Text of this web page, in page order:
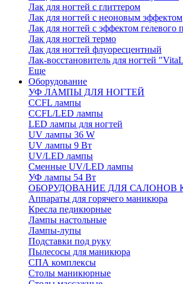
Лак для ногтей с глиттером
Лак для ногтей с неоновым эффектом
Лак для ногтей с эффектом гелевого
Лак для ногтей термо
Лак для ногтей флуоресцентный
Лак-восстановитель для ногтей
Еще
Оборудование
УФ ЛАМПЫ ДЛЯ НОГТЕЙ
CCFL лампы
CCFL/LED лампы
LED лампы для ногтей
UV лампы 36 W
UV лампы 9 Вт
UV/LED лампы
Сменные UV/LED лампы
УФ лампы 54 Вт
ОБОРУДОВАНИЕ ДЛЯ САЛОНОВ
Аппараты для горячего маникюра
Кресла педикюрные
Лампы настольные
Лампы-лупы
Подставки под руку
Пылесосы для маникюра
СПА комплексы
Столы маникюрные